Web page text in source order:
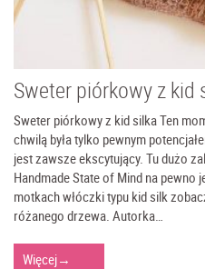
Sweter piórkowy z kid
Sweter piórkowy z kid silka Ten
chwilą była tylko pewnym
jest zawsze ekscytujący. Tu dużo
Handmade State of Mind na pewno
motkach włóczki typu kid silk
różanego drzewa. Autorka…
Więcej→